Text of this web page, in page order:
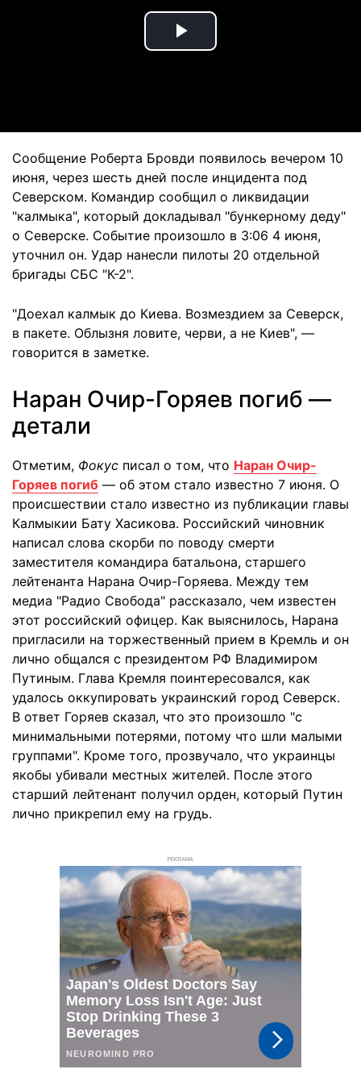
Play
Сообщение Роберта Бровди появилось вечером 10
июня, через шесть дней после инцидента под
Северском. Командир сообщил о ликвидации
"калмыка", который докладывал "бункерному деду"
о Северске. Событие произошло в 3:06 4 июня,
уточнил он. Удар нанесли пилоты 20 отдельной
бригады СБС "К-2".
"Доехал калмык до Киева. Возмездием за Северск,
в пакете. Облызня ловите, черви, а не Киев", —
говорится в заметке.
Наран Очир-Горяев погиб —
детали
Отметим, Фокус писал о том, что Наран Очир-
Горяев погиб — об этом стало известно 7 июня. О
происшествии стало известно из публикации главы
Калмыкии Бату Хасикова. Российский чиновник
написал слова скорби по поводу смерти
заместителя командира батальона, старшего
лейтенанта Нарана Очир-Горяева. Между тем
медиа "Радио Свобода" рассказало, чем известен
этот российский офицер. Как выяснилось, Нарана
пригласили на торжественный прием в Кремль и он
лично общался с президентом РФ Владимиром
Путиным. Глава Кремля поинтересовался, как
удалось оккупировать украинский город Северск.
В ответ Горяев сказал, что это произошло "с
минимальными потерями, потому что шли малыми
группами". Кроме того, прозвучало, что украинцы
якобы убивали местных жителей. После этого
старший лейтенант получил орден, который Путин
лично прикрепил ему на грудь.
РЕКЛАМА